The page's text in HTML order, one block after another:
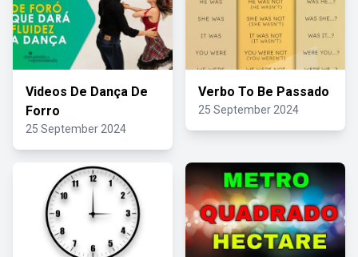
Videos De Dança De
Forro
25 September 2024
Verbo To Be Passado
25 September 2024